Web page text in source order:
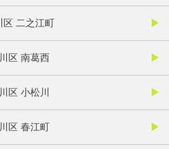
区 二之江町
区 南葛西
区 小松川
区 春江町